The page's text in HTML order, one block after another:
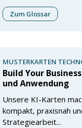
Zum Glossar
MUSTERKARTEN
Build Your
und Anwendung
Unsere KI-Karten
kompakt, praxisnah
Strategiearbeit...